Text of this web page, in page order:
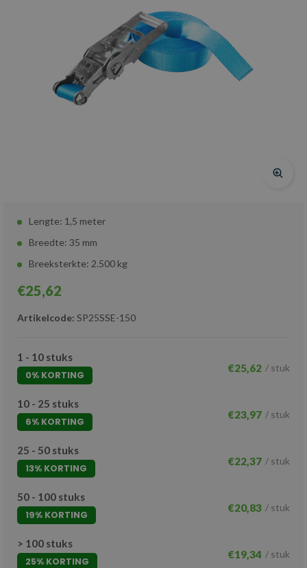
Lengte: 1,5 meter
Breedte: 35 mm
Breeksterkte: 2.500 kg
€25,62
Artikelcode: SP25SSE-150
1 - 10 stuks
0% KORTING
€25,62 / stuk
10 - 25 stuks
6% KORTING
€23,97 / stuk
25 - 50 stuks
13% KORTING
€22,37 / stuk
50 - 100 stuks
19% KORTING
€20,83 / stuk
> 100 stuks
25% KORTING
€19,34 / stuk